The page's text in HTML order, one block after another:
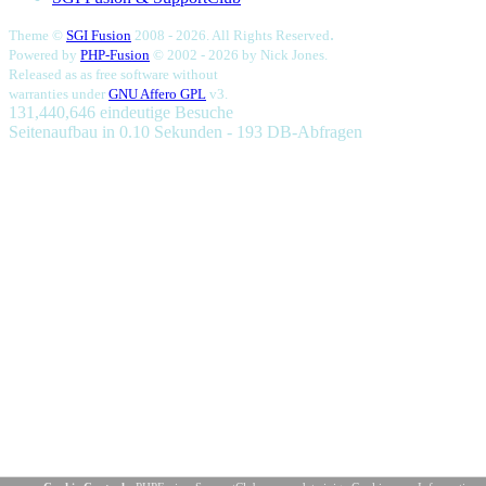
Theme © SGI Fusion 2008 - 2026. All Rights Reserved.
Powered by PHP-Fusion © 2002 - 2026 by Nick Jones.
Released as as free software without
warranties under GNU Affero GPL v3.
131,440,646 eindeutige Besuche
Seitenaufbau in 0.10 Sekunden - 193 DB-Abfragen